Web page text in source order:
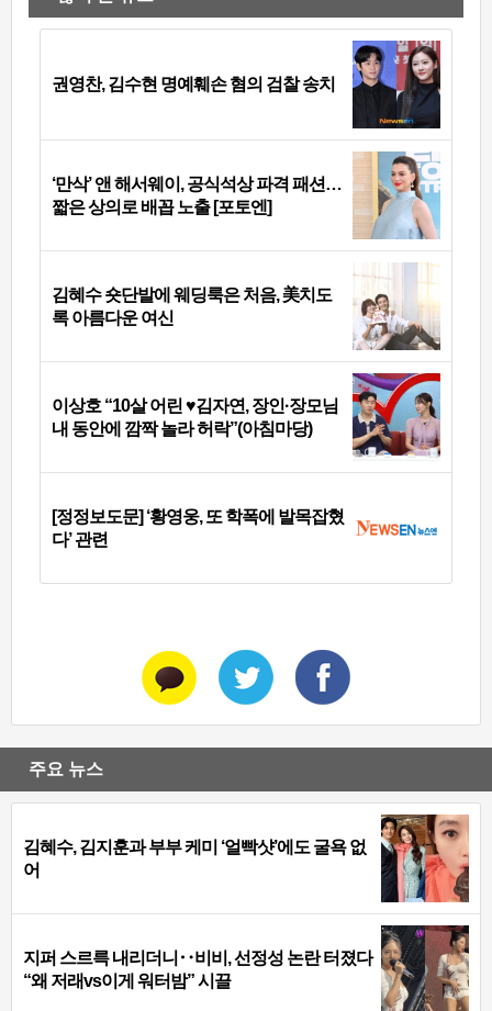
권영찬, 김수현 명예훼손 혐의 검찰 송치
‘만삭’ 앤 해서웨이, 공식석상 파격 패션…
짧은 상의로 배꼽 노출 [포토엔]
김혜수 숏단발에 웨딩룩은 처음, 美치도
록 아름다운 여신
이상호 “10살 어린 ♥김자연, 장인·장모님
내 동안에 깜짝 놀라 허락”(아침마당)
[정정보도문] ‘황영웅, 또 학폭에 발목잡혔
다’ 관련
주요 뉴스
김혜수, 김지훈과 부부 케미 ‘얼빡샷’에도 굴욕 없
어
지퍼 스르륵 내리더니‥비비, 선정성 논란 터졌다
“왜 저래vs이게 워터밤” 시끌